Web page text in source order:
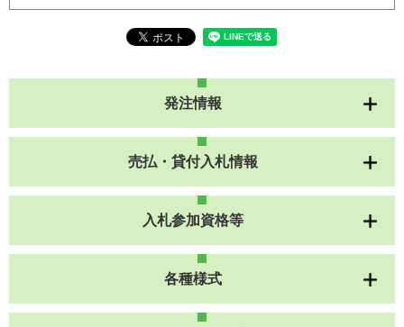
発注情報
売払・貸付入札情報
入札参加資格等
各種様式